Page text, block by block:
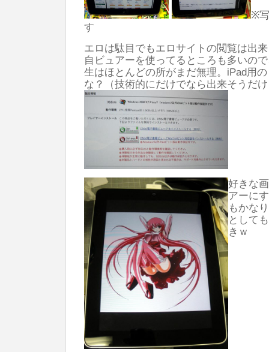
※
す
エロは駄目でもエロサイトの閲覧は出
自ビュアーを使ってるところも多いの
生はほとんどの所がまだ無理。iPad用
な？（技術的にだけでなら出来そうだ
好きな
アーに
もかな
として
きｗ